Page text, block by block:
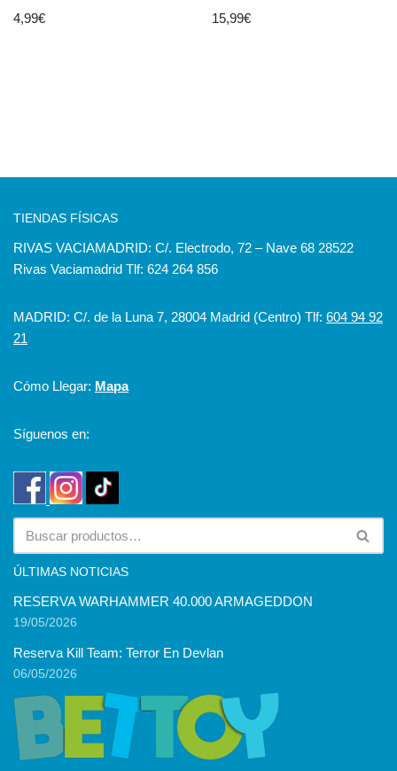
4,99€ 15,99€
TIENDAS FÍSICAS
RIVAS VACIAMADRID: C/. Electrodo, 72 – Nave 68 28522
Rivas Vaciamadrid Tlf: 624 264 856
MADRID: C/. de la Luna 7, 28004 Madrid (Centro) Tlf: 604 94 92
21
Cómo Llegar: Mapa
Síguenos en:
ÚLTIMAS NOTICIAS
RESERVA WARHAMMER 40.000 ARMAGEDDON
19/05/2026
Reserva Kill Team: Terror En Devlan
06/05/2026